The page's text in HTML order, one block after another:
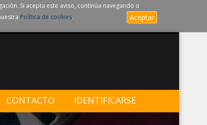
Si acepta este aviso, continúa navegando o
Política de cookies. Aceptar
CONTACTO IDENTIFICARSE